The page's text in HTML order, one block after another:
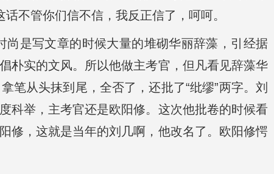
不管你们信不信，我反正信了，呵呵。
是写文章的时候大量的堆砌华丽辞藻，引经据
朴实的文风。所以他做主考官，但凡看见辞藻华
从头抹到尾，全否了，还批了“纰缪”两字。刘
科举，主考官还是欧阳修。这次他批卷的时候看
修，这就是当年的刘几啊，他改名了。欧阳修愕